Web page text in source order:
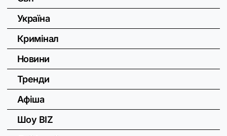
Україна
Кримінал
Новини
Тренди
Афіша
Шоу BIZ